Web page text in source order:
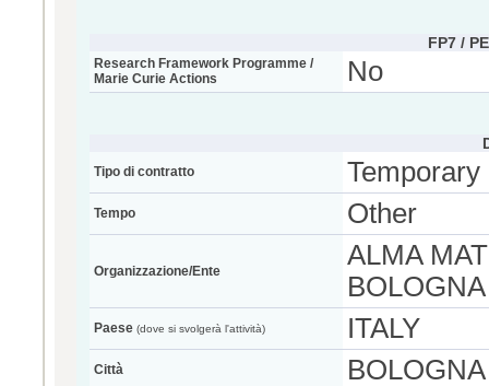
FP7 /
Research Framework Programme /
Marie Curie Actions
No
Tipo di contratto Temporary
Tempo Other
Organizzazione/Ente
ALMA
BOLOGNA
Paese (dove si svolgerà l'attività) ITALY
Città BOLOGNA